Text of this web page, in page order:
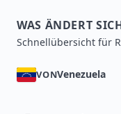
WAS ÄNDERT
Schnellübersicht für
VONVenezuela